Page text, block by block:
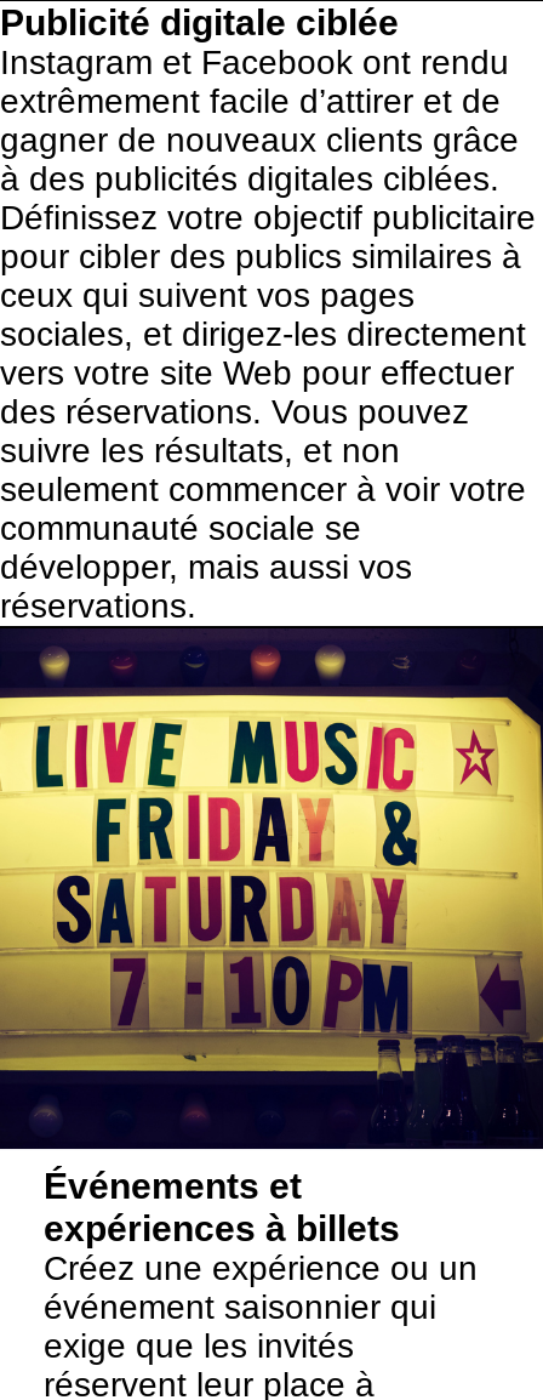
Publicité digitale ciblée
Instagram et Facebook ont rendu
extrêmement facile d’attirer et de
gagner de nouveaux clients grâce
à des publicités digitales ciblées.
Définissez votre objectif publicitaire
pour cibler des publics similaires à
ceux qui suivent vos pages
sociales, et dirigez-les directement
vers votre site Web pour effectuer
des réservations. Vous pouvez
suivre les résultats, et non
seulement commencer à voir votre
communauté sociale se
développer, mais aussi vos
réservations.
Événements et
expériences à billets
Créez une expérience ou un
événement saisonnier qui
exige que les invités
réservent leur place à